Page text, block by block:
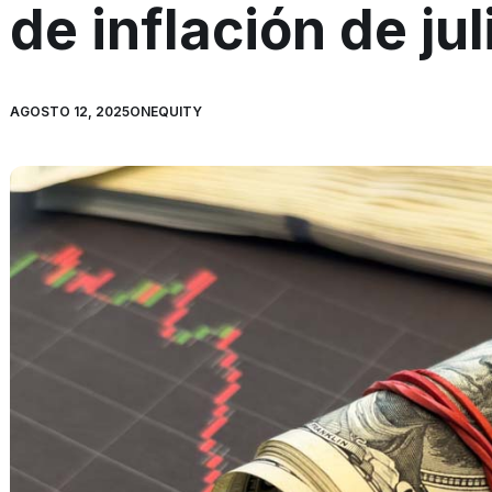
de inflación de
AGOSTO 12, 2025ONEQUITY